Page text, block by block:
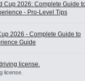
Cup 2026: Complete Guide
- Pro-Level Tips
2026 - Complete Guide to
Guide
license.
license.